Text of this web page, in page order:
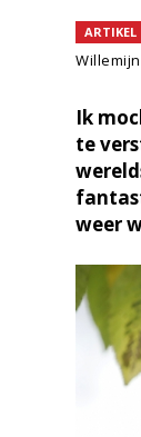
ARTIKEL
Ik
te
weer